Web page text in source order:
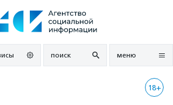
поиск меню
18+